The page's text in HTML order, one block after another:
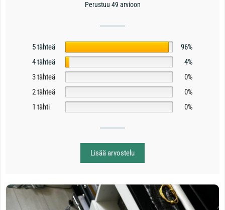
Perustuu 49 arvioon
5 tähteä
96%
4 tähteä
4%
3 tähteä
0%
2 tähteä
0%
1 tähti
0%
Lisää arvostelu